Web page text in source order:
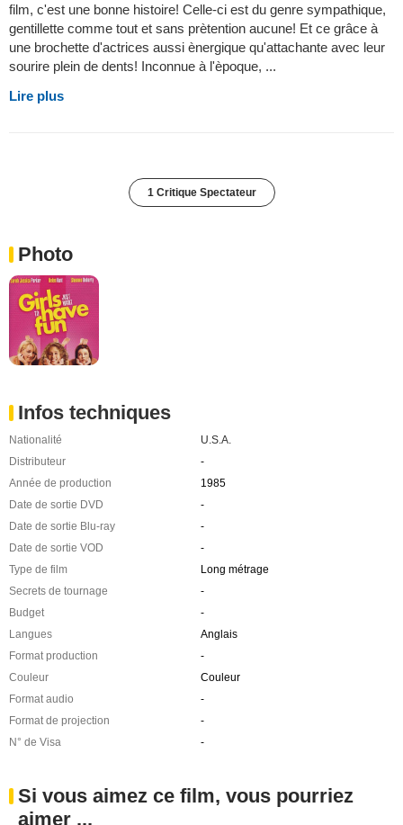
film, c'est une bonne histoire! Celle-ci est du genre sympathique,
gentillette comme tout et sans prètention aucune! Et ce grâce à
une brochette d'actrices aussi ènergique qu'attachante avec leur
sourire plein de dents! Inconnue à l'èpoque, ...
Lire plus
1 Critique Spectateur
Photo
Infos techniques
Nationalité
U.S.A.
Distributeur
-
Année de production
1985
Date de sortie DVD
-
Date de sortie Blu-ray
-
Date de sortie VOD
-
Type de film
Long métrage
Secrets de tournage
-
Budget
-
Langues
Anglais
Format production
-
Couleur
Couleur
Format audio
-
Format de projection
-
N° de Visa
-
Si vous aimez ce film, vous pourriez
aimer ...